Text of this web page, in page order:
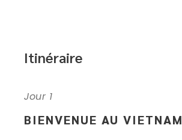
Itinéraire
Jour 1
BIENVENUE AU VIETNAM